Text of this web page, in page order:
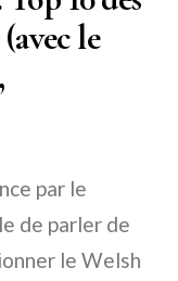
le
par le
de parler de
le Welsh